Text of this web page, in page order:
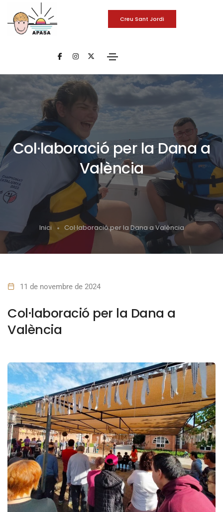
Creu Sant Jordi
Col·laboració per la Dana a
València
Inici Col·laboració per la Dana a València
11 de novembre de 2024
Col·laboració per la Dana a
València